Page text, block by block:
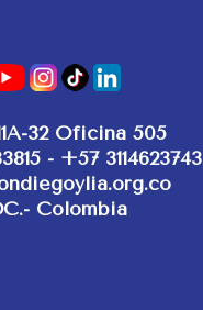
32 Oficina 505
- +57 3114623743
Colombia